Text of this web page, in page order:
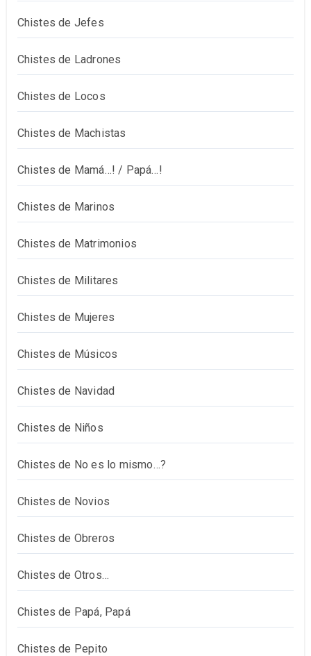
Chistes de Jefes
Chistes de Ladrones
Chistes de Locos
Chistes de Machistas
Chistes de Mamá…! / Papá…!
Chistes de Marinos
Chistes de Matrimonios
Chistes de Militares
Chistes de Mujeres
Chistes de Músicos
Chistes de Navidad
Chistes de Niños
Chistes de No es lo mismo…?
Chistes de Novios
Chistes de Obreros
Chistes de Otros…
Chistes de Papá, Papá
Chistes de Pepito